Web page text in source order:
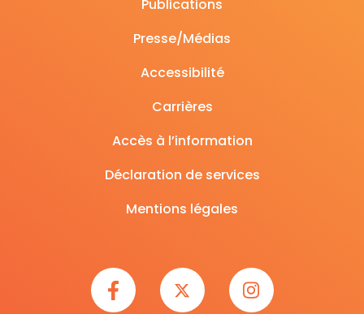
Publications
Presse/Médias
Accessibilité
Carrières
Accès à l’information
Déclaration de services
Mentions légales